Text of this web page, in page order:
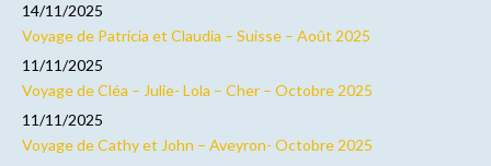
Voyage de Patricia et Claudia – Suisse – Août 2025
14/11/2025
Voyage de Cléa – Julie- Lola – Cher – Octobre 2025
11/11/2025
Voyage de Cathy et John – Aveyron- Octobre 2025
11/11/2025